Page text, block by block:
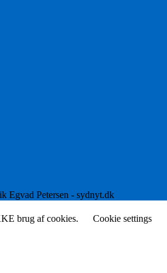
Egvad Petersen - sydnyt.dk
brug af cookies. Cookie settings